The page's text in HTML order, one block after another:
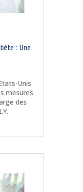
: Une
Unis
mesures
des